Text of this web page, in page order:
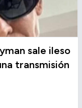
sale ileso
transmisión